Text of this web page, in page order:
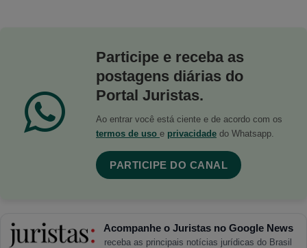
Participe e receba as
postagens diárias do
Portal Juristas.
Ao entrar você está ciente e de acordo com os
termos de uso e privacidade do Whatsapp.
PARTICIPE DO CANAL
Acompanhe o Juristas no Google News
receba as principais notícias jurídicas do Brasil